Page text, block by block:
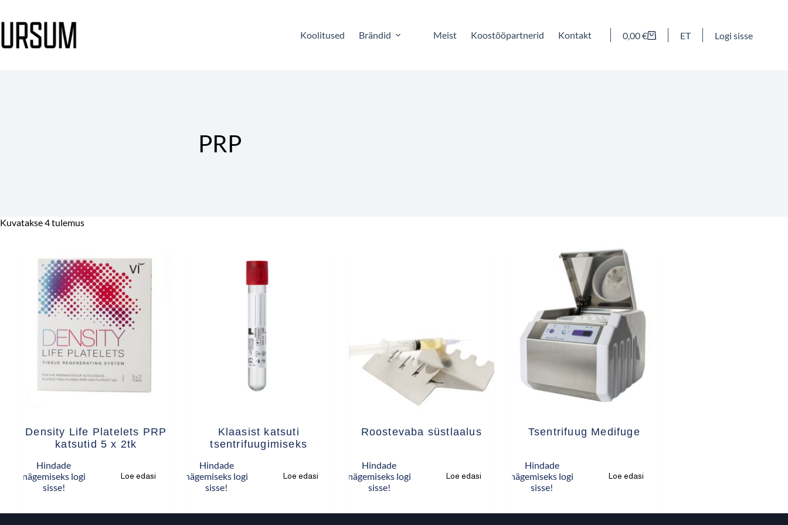
Koolitused Brändid Meist Koostööpartnerid Kontakt 0,00€ ET Logi sisse
PRP
Kuvatakse 4 tulemus
Density Life Platelets PRP
katsutid 5 x 2tk
Hindade
nägemiseks logi
sisse!
Loe edasi
Klaasist katsuti
tsentrifuugimiseks
Hindade
nägemiseks logi
sisse!
Loe edasi
Roostevaba süstlaalus
Hindade
nägemiseks logi
sisse!
Loe edasi
Tsentrifuug Medifuge
Hindade
nägemiseks logi
sisse!
Loe edasi